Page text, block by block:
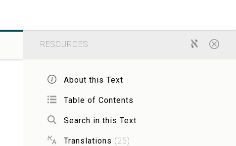
RESOURCES
About this Text
Table of Contents
Search in this Text
Translations (25)